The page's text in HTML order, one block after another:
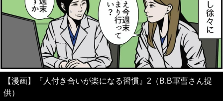
【漫画】『人付き合いが楽になる習慣』2（B.B軍曹さん提
供）